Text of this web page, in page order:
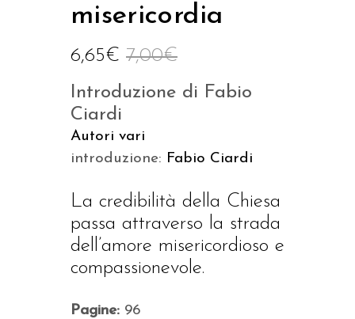
misericordia
7,00€
6,65€
Introduzione di Fabio
Ciardi
Autori vari
introduzione: Fabio Ciardi
La credibilità della Chiesa
passa attraverso la strada
dell’amore misericordioso e
compassionevole.
Pagine: 96